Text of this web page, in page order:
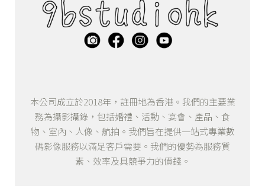
本公司成立於2018年，註冊地為香港。我們的主要業
務為攝影攝錄，包括婚禮、活動、宴會、產品、食
物、室內、人像、航拍。我們旨在提供一站式專業數
碼影像服務以滿足客戶需要。我們的優勢為服務質
素、效率及具競爭力的價錢。